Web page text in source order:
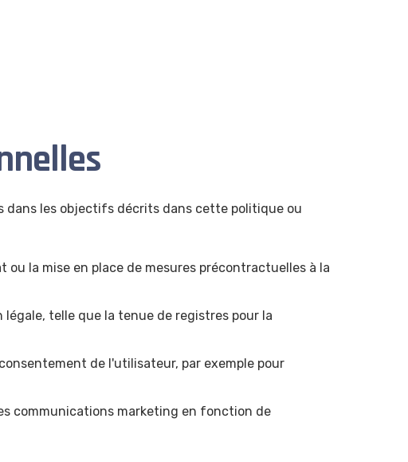
dans les objectifs décrits dans cette politique ou
la mise en place de mesures précontractuelles à la
telle que la tenue de registres pour la
de l'utilisateur, par exemple pour
communications marketing en fonction de